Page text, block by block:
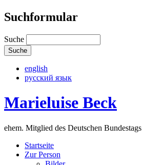
Suchformular
Suche
english
русский язык
Marieluise Beck
ehem. Mitglied des Deutschen Bundestags
Startseite
Zur Person